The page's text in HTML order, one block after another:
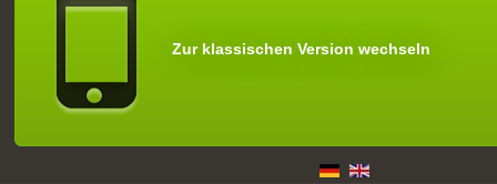
Zur klassischen Version wechseln